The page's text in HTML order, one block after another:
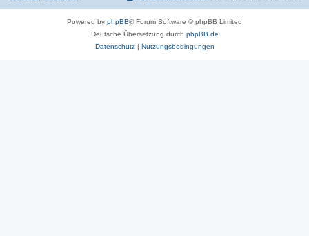
Powered by phpBB® Forum Software © phpBB Limited
Deutsche Übersetzung durch phpBB.de
Datenschutz| Nutzungsbedingungen